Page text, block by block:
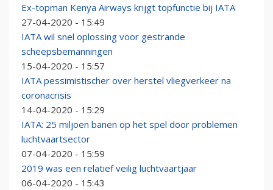
Ex-topman Kenya Airways krijgt topfunctie bij IATA
27-04-2020 - 15:49
IATA wil snel oplossing voor gestrande
scheepsbemanningen
15-04-2020 - 15:57
IATA pessimistischer over herstel vliegverkeer na
coronacrisis
14-04-2020 - 15:29
IATA: 25 miljoen banen op het spel door problemen
luchtvaartsector
07-04-2020 - 15:59
2019 was een relatief veilig luchtvaartjaar
06-04-2020 - 15:43